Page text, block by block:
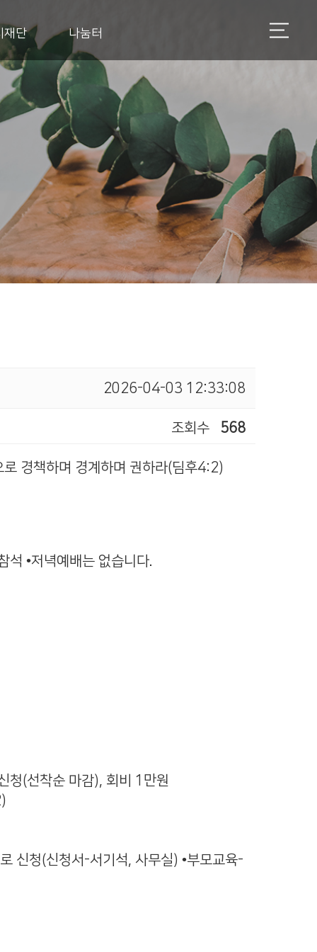
재단 나눔터
2026-04-03 12:33:08
조회수 568
경책하며 경계하며 권하라(딤후4:2)
석 •저녁예배는 없습니다.
(선착순 마감), 회비 1만원
신청(신청서-서기석, 사무실) •부모교육-